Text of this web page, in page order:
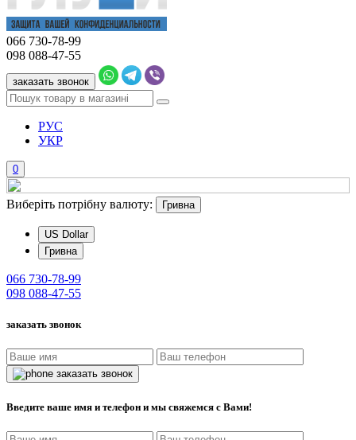
066 730-78-99
098 088-47-55
заказать звонок
РУС
УКР
0
Виберіть потрібну валюту: Гривна
US Dollar
Гривна
066 730-78-99
098 088-47-55
заказать звонок
заказать звонок
Введите ваше имя и телефон и мы свяжемся с Вами!